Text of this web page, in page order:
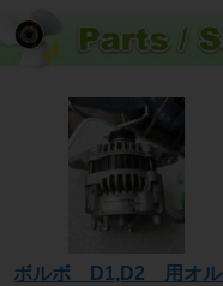
ボルボ D1,D2 用オル